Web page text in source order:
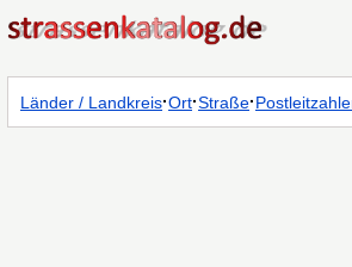
Länder / Landkreis·Ort·Straße·